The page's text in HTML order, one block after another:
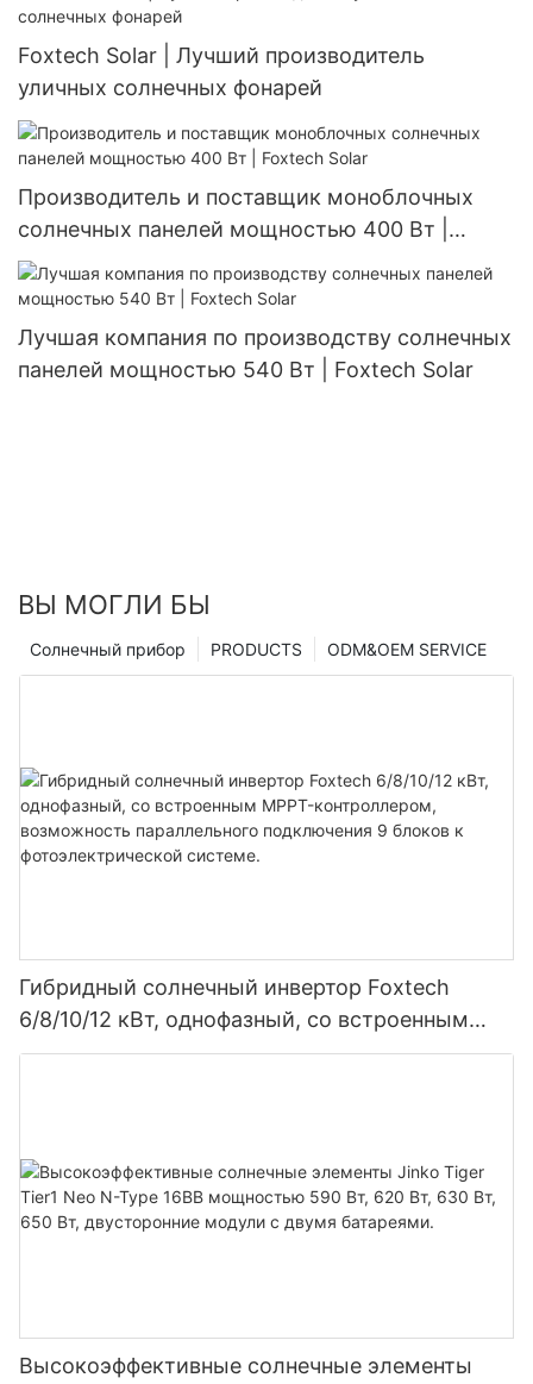
Foxtech Solar | Лучший производитель
уличных солнечных фонарей
Производитель и поставщик моноблочных
солнечных панелей мощностью 400 Вт |
Foxtech Solar
Лучшая компания по производству солнечных
панелей мощностью 540 Вт | Foxtech Solar
ВЫ МОГЛИ БЫ
ODM&OEM SERVICE
PRODUCTS
Солнечный прибор
Гибридный солнечный инвертор Foxtech
6/8/10/12 кВт, однофазный, со встроенным
MPPT-контроллером, возможность
Высокоэффективные солнечные элементы